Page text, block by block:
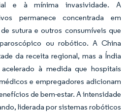
e à mínima invasividade. A
permanece concentrada em
sutura e outros consumíveis que
ou robótico. A China
da receita regional, mas a Índia
à medida que hospitais
e empregadores adicionam
de bem-estar. A intensidade
liderada por sistemas robóticos